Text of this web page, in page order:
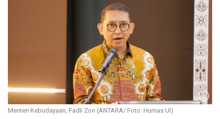
Menteri Kebudayaan, Fadli Zon (ANTARA/ Foto: Humas UI)